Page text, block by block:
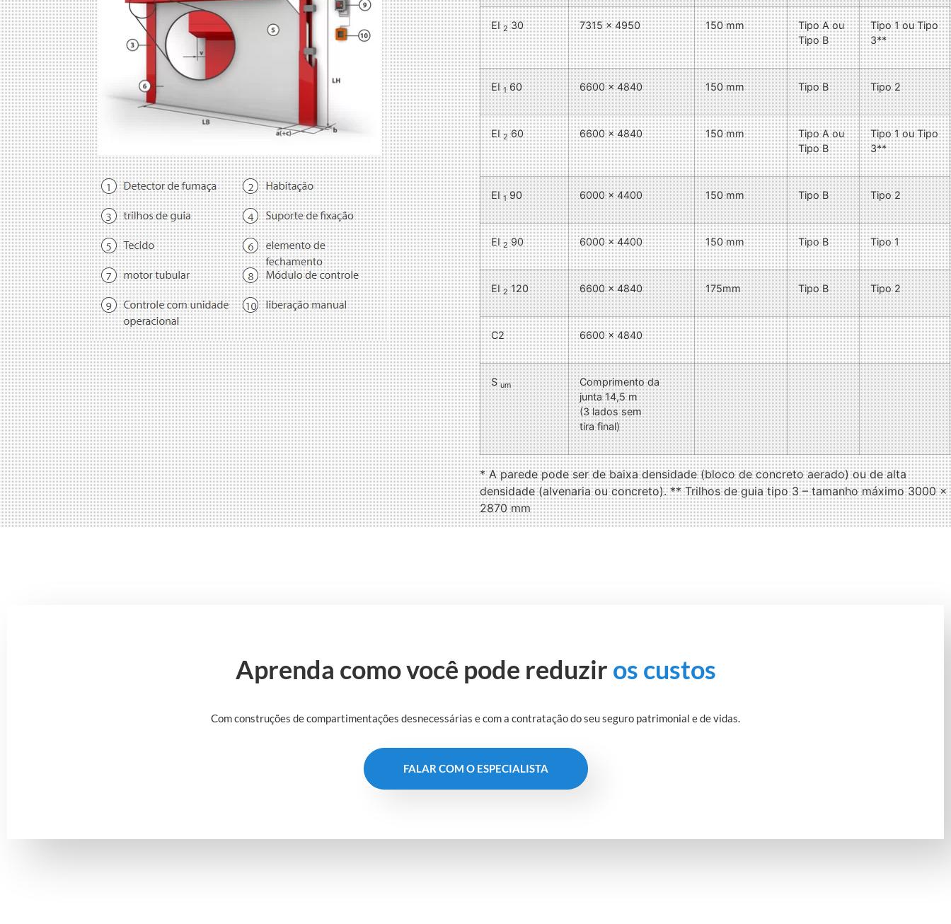
EI230 7315 x 4950 150 mm
Tipo A ou
Tipo B
Tipo 1 ou Tipo
3**
EI160 6600 x 4840 150 mm Tipo B Tipo 2
EI260 6600 x 4840 150 mm
Tipo A ou
Tipo B
Tipo 1 ou Tipo
3**
EI190 6000 x 4400 150 mm Tipo B Tipo 2
EI290 6000 x 4400 150 mm Tipo B Tipo 1
EI2120 6600 x 4840 175mm Tipo B Tipo 2
C2 6600 x 4840
Sum
Comprimento da
junta 14,5 m
(3 lados sem
tira final)
* A parede pode ser de baixa densidade (bloco de concreto aerado) ou de alta
densidade (alvenaria ou concreto). ** Trilhos de guia tipo 3 – tamanho máximo 3000 x
2870 mm
Aprenda como você pode reduzir os custos
Com construções de compartimentações desnecessárias e com a contratação do seu seguro patrimonial e de vidas.
FALAR COM O ESPECIALISTA